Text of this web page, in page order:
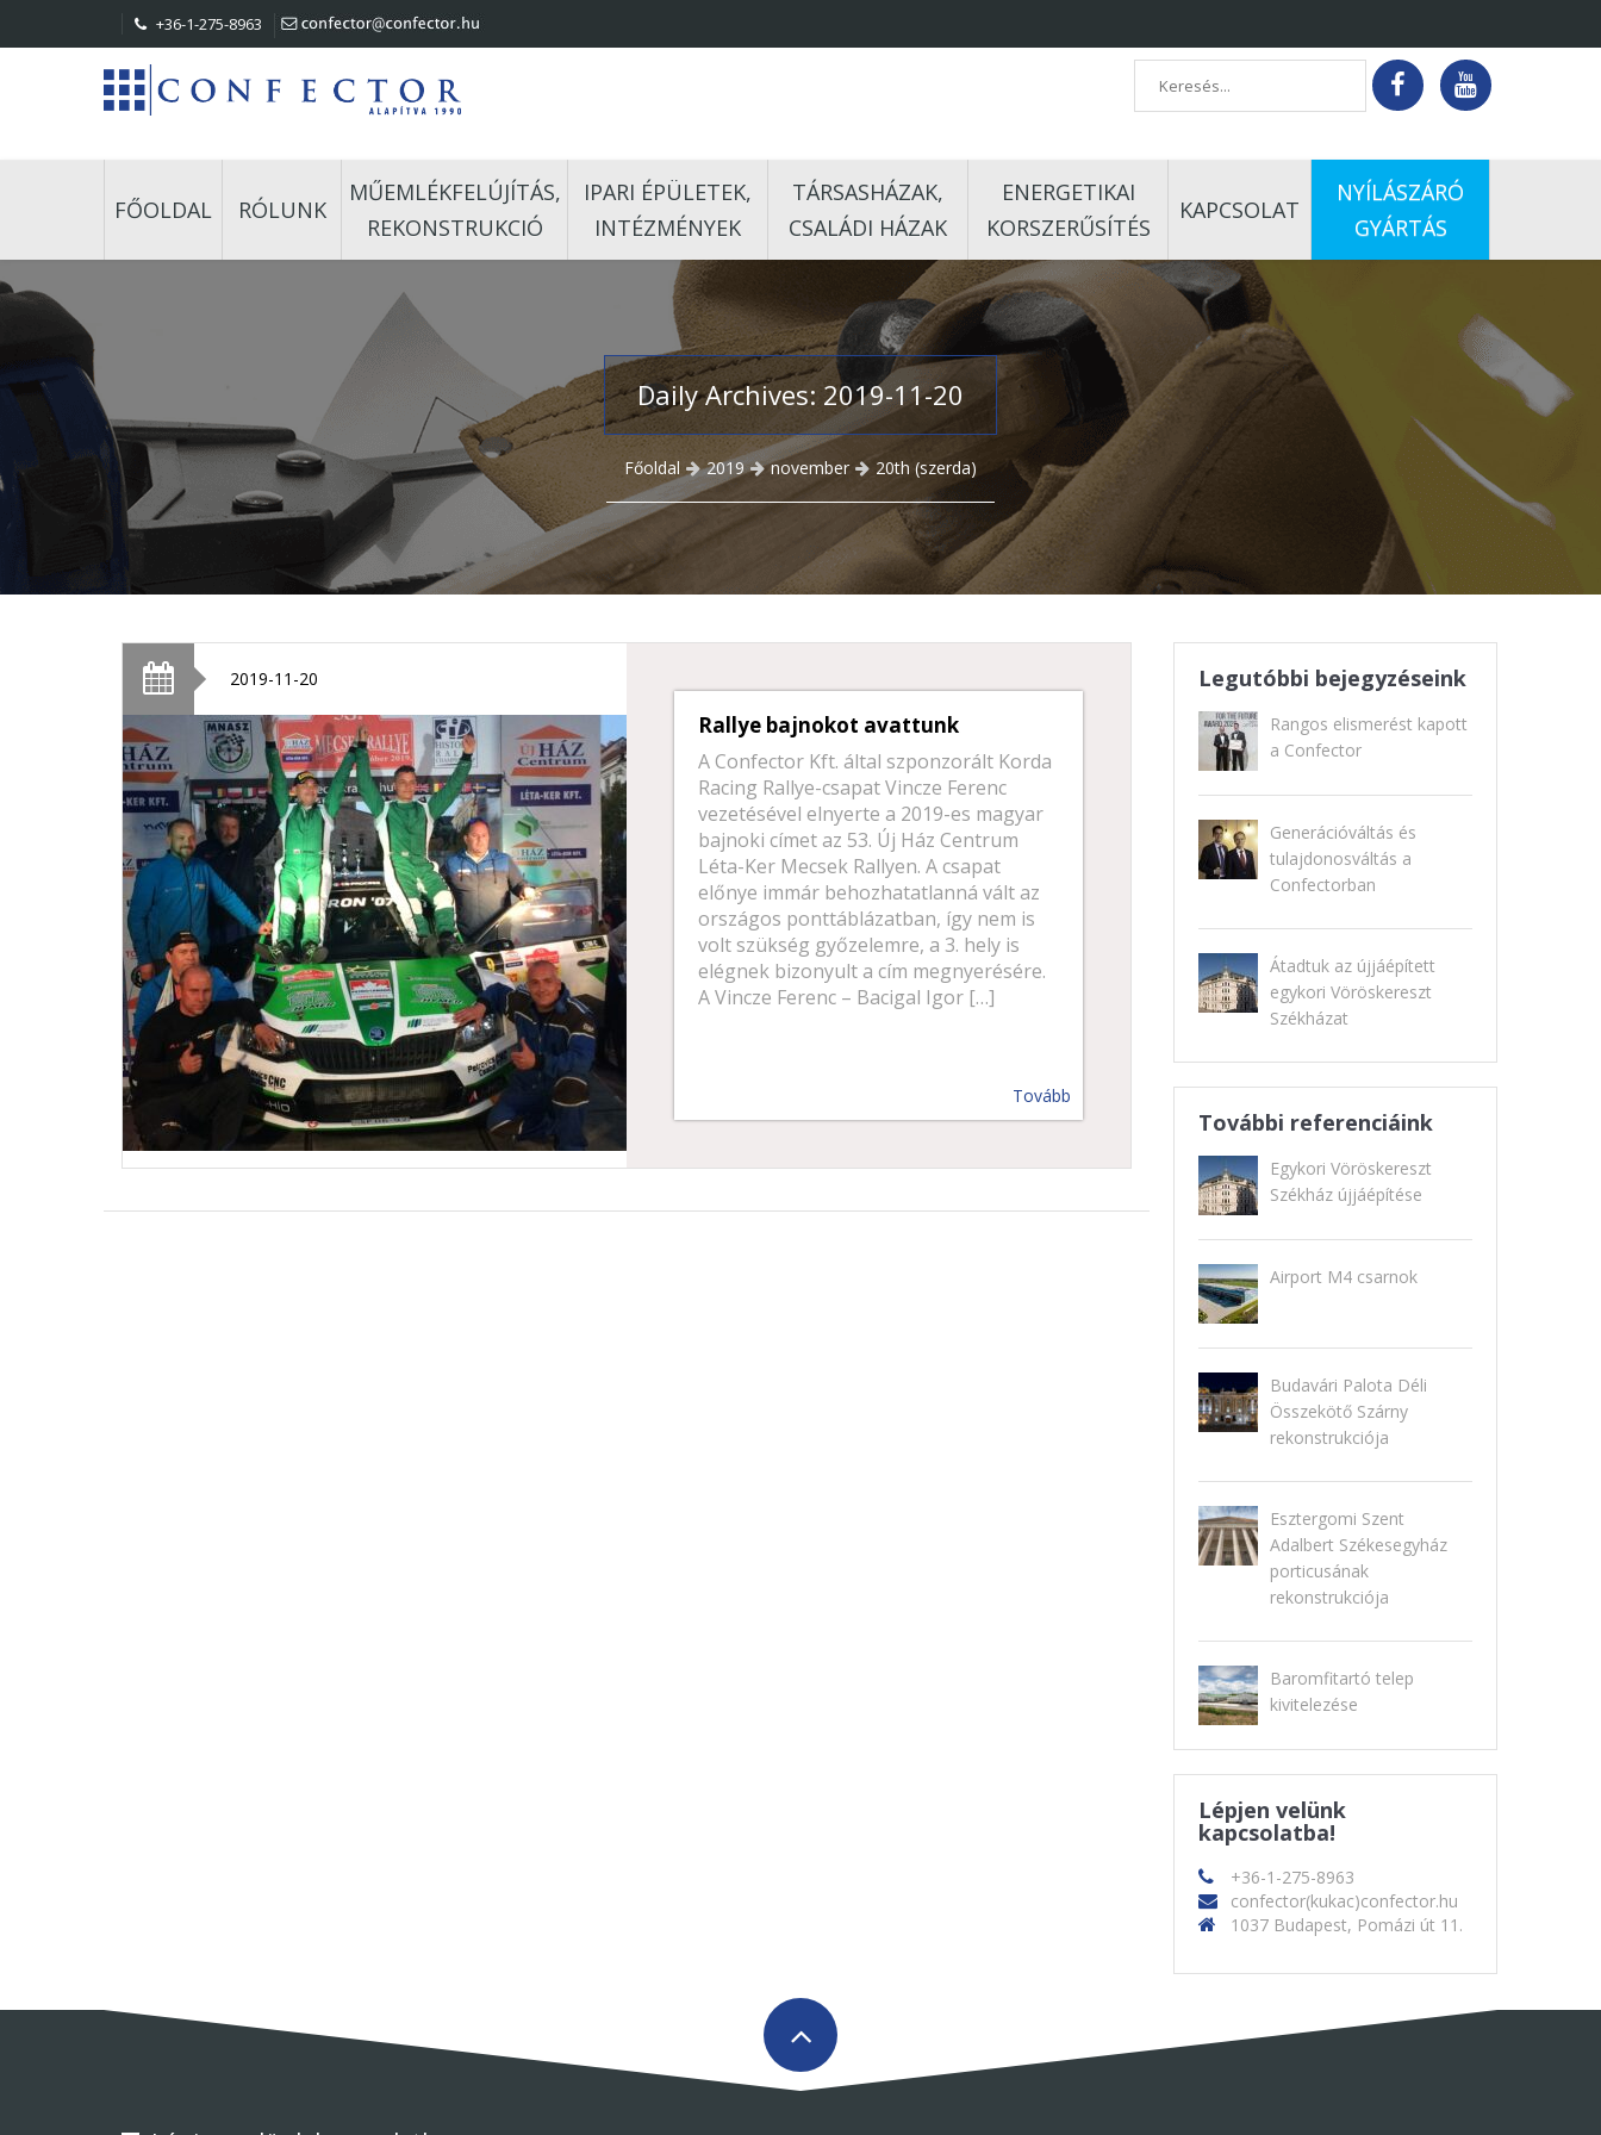
+36-1-275-8963
FŐOLDAL RÓLUNK
MŰEMLÉKFELÚJÍTÁS,
REKONSTRUKCIÓ
IPARI ÉPÜLETEK,
INTÉZMÉNYEK
TÁRSASHÁZAK,
CSALÁDI HÁZAK
ENERGETIKAI
KORSZERŰSÍTÉS
KAPCSOLAT
NYÍLÁSZÁRÓ
GYÁRTÁS
Daily Archives: 2019-11-20
Főoldal 2019 november 20th (szerda)
2019-11-20
Rallye bajnokot avattunk
A Confector Kft. által szponzorált Korda
Racing Rallye-csapat Vincze Ferenc
vezetésével elnyerte a 2019-es magyar
bajnoki címet az 53. Új Ház Centrum
Léta-Ker Mecsek Rallyen. A csapat
előnye immár behozhatatlanná vált az
országos ponttáblázatban, így nem is
volt szükség győzelemre, a 3. hely is
elégnek bizonyult a cím megnyerésére.
A Vincze Ferenc – Bacigal Igor […]
Tovább
Legutóbbi bejegyzéseink
Rangos elismerést kapott
a Confector
Generációváltás és
tulajdonosváltás a
Confectorban
Átadtuk az újjáépített
egykori Vöröskereszt
Székházat
További referenciáink
Egykori Vöröskereszt
Székház újjáépítése
Airport M4 csarnok
Budavári Palota Déli
Összekötő Szárny
rekonstrukciója
Esztergomi Szent
Adalbert Székesegyház
porticusának
rekonstrukciója
Baromfitartó telep
kivitelezése
Lépjen velünk
kapcsolatba!
+36-1-275-8963
confector(kukac)confector.hu
1037 Budapest, Pomázi út 11.